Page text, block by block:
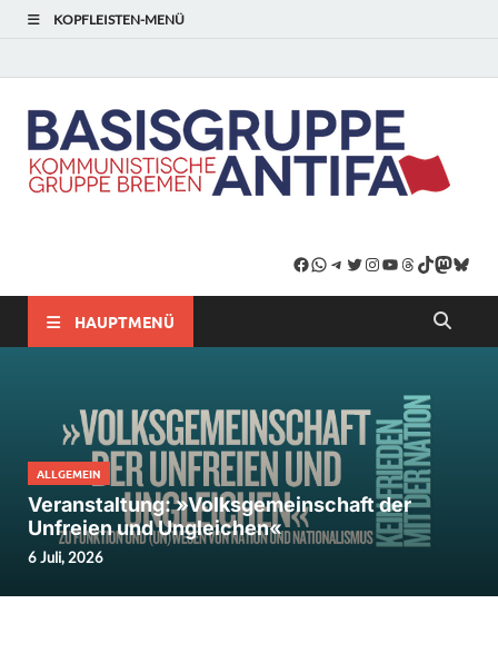
KOPFLEISTEN-MENÜ
HAUPTMENÜ
ALLGEMEIN
Veranstaltung: »Volksgemeinschaft der
Unfreien und Ungleichen«
6 Juli, 2026